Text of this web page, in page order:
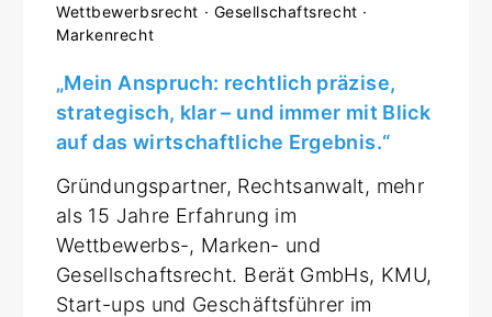
Wettbewerbsrecht · Gesellschaftsrecht ·
Markenrecht
„Mein Anspruch: rechtlich präzise,
strategisch, klar – und immer mit Blick
auf das wirtschaftliche Ergebnis.“
Gründungspartner, Rechtsanwalt, mehr
als 15 Jahre Erfahrung im
Wettbewerbs-, Marken- und
Gesellschaftsrecht. Berät GmbHs, KMU,
Start-ups und Geschäftsführer im